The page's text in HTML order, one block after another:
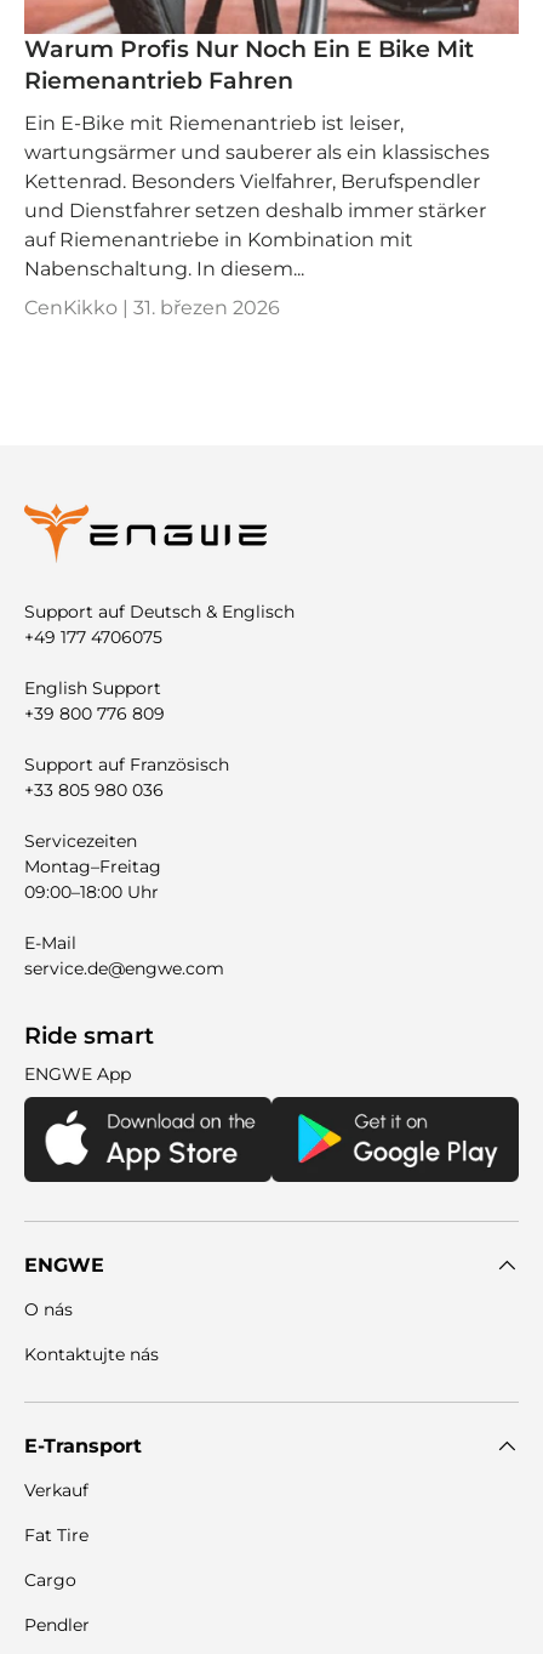
Warum Profis Nur Noch Ein E Bike Mit
Riemenantrieb Fahren
Ein E‑Bike mit Riemenantrieb ist leiser,
wartungsärmer und sauberer als ein klassisches
Kettenrad. Besonders Vielfahrer, Berufspendler
und Dienstfahrer setzen deshalb immer stärker
auf Riemenantriebe in Kombination mit
Nabenschaltung. In diesem...
CenKikko | 31. březen 2026
Support auf Deutsch & Englisch
+49 177 4706075
English Support
+39 800 776 809
Support auf Französisch
+33 805 980 036
Servicezeiten
Montag–Freitag
09:00–18:00 Uhr
E-Mail
service.de@engwe.com
Ride smart
ENGWE App
ENGWE
O nás
Kontaktujte nás
E-Transport
Verkauf
Fat Tire
Cargo
Pendler